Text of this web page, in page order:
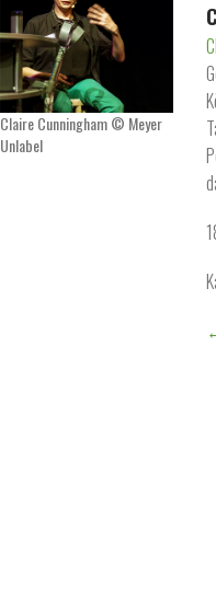
Claire Cunningham © Meyer
Unlabel